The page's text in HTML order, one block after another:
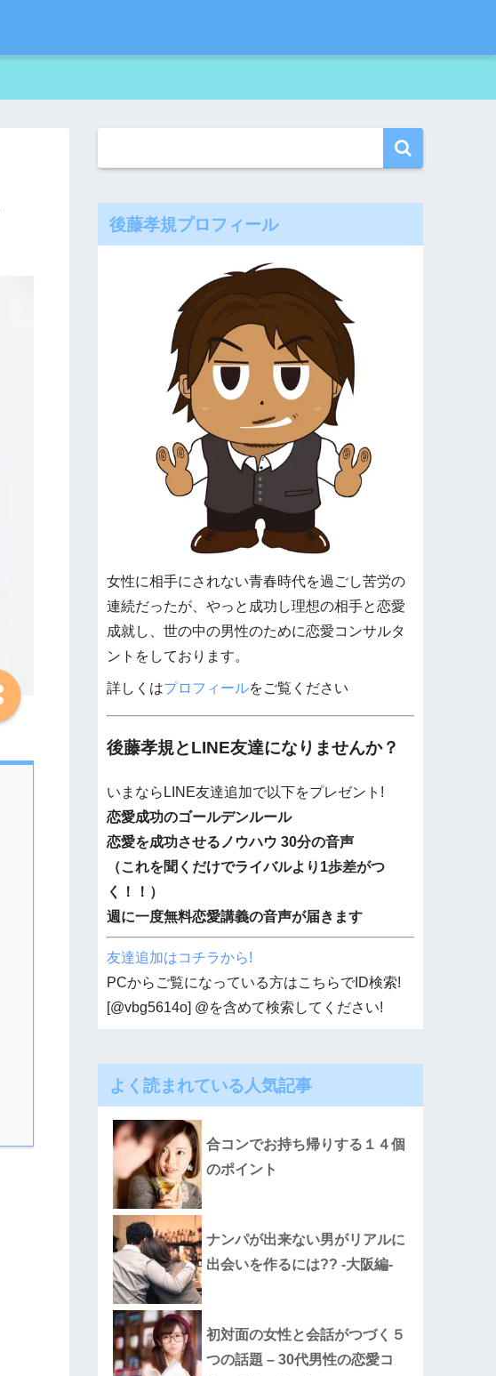
後藤孝規プロフィール
女性に相手にされない青春時代を過ごし苦労の
連続だったが、やっと成功し理想の相手と恋愛
成就し、世の中の男性のために恋愛コンサルタ
ントをしております。
詳しくはプロフィールをご覧ください
後藤孝規とLINE友達になりませんか？
いまならLINE友達追加で以下をプレゼント!
恋愛成功のゴールデンルール
恋愛を成功させるノウハウ 30分の音声
（これを聞くだけでライバルより1歩差がつ
く！！）
週に一度無料恋愛講義の音声が届きます
友達追加はコチラから!
PCからご覧になっている方はこちらでID検索!
[@vbg5614o] @を含めて検索してください!
よく読まれている人気記事
合コンでお持ち帰りする１４個
のポイント
ナンパが出来ない男がリアルに
出会いを作るには?? -大阪編-
初対面の女性と会話がつづく５
つの話題 – 30代男性の恋愛コ